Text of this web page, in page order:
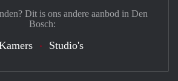
Dit is ons andere aanbod in Den
Bosch:
Studio's